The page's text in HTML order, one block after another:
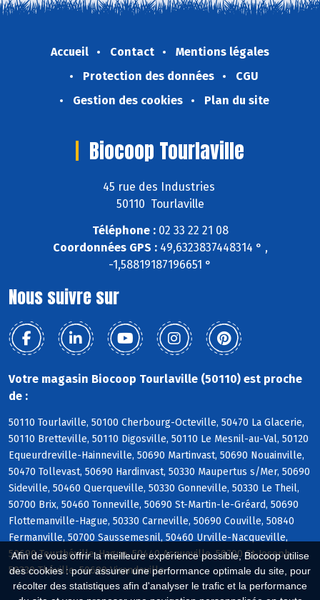
Afin de vous offrir la meilleure expérience possible, Biocoop utilise
des cookies : pour assurer une performance optimale du site, pour
récolter des statistiques afin d'analyser le trafic et la performance
Accueil Contact
Mentions légales
Protection des données
CGU
Gestion des cookies
Plan du site
Biocoop Tourlaville
45 rue des Industries
50110 Tourlaville
Téléphone :02 33 22 21 08
Coordonnées GPS :49,6323837448314 ° ,
-1,58819187196651 °
Nous suivre sur
Votre magasin Biocoop Tourlaville (50110) est proche
de :
50110 Tourlaville, 50100 Cherbourg-Octeville, 50470 La Glacerie,
50110 Bretteville, 50110 Digosville, 50110 Le Mesnil-au-Val, 50120
Equeurdreville-Hainneville, 50690 Martinvast, 50690 Nouainville,
50470 Tollevast, 50690 Hardinvast, 50330 Maupertus s/Mer, 50690
Sideville, 50460 Querqueville, 50330 Gonneville, 50330 Le Theil,
50700 Brix, 50460 Tonneville, 50690 St-Martin-le-Gréard, 50690
Flottemanville-Hague, 50330 Carneville, 50690 Couville, 50840
Fermanville, 50700 Saussemesnil, 50460 Urville-Nacqueville,
50690 Teurthéville-Hague, 50440 Acqueville, 50700 St-Joseph,
50330 Théville, 50690 Virandeville